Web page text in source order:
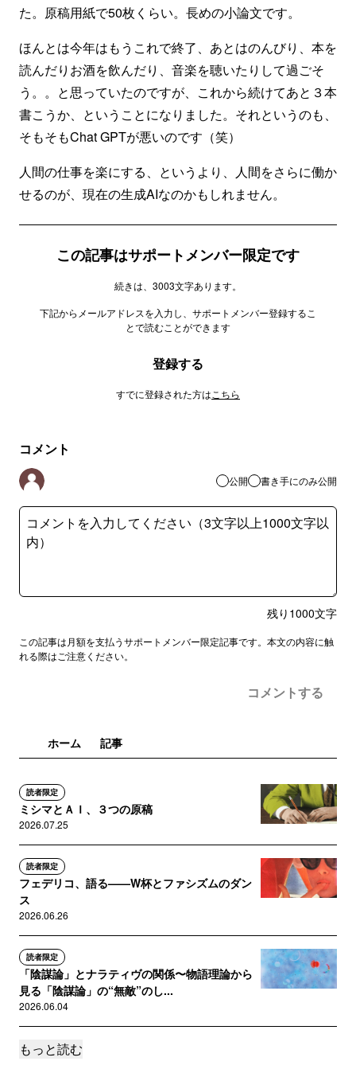
た。原稿用紙で50枚くらい。長めの小論文です。
ほんとは今年はもうこれで終了、あとはのんびり、本を
読んだりお酒を飲んだり、音楽を聴いたりして過ごそ
う。。と思っていたのですが、これから続けてあと３本
書こうか、ということになりました。それというのも、
そもそもChat GPTが悪いのです（笑）
人間の仕事を楽にする、というより、人間をさらに働か
せるのが、現在の生成AIなのかもしれません。
この記事はサポートメンバー限定です
続きは、3003文字あります。
下記からメールアドレスを入力し、サポートメンバー登録するこ
とで読むことができます
登録する
すでに登録された方は こちら
コメント
公開 書き手にのみ公開
残り 1000文字
この記事は月額を支払うサポートメンバー限定記事です。本文の内容に触
れる際はご注意ください。
コメントする
ホーム 記事
読者限定
ミシマとＡＩ、３つの原稿
2026.07.25
読者限定
フェデリコ、語る——W杯とファシズムのダン
ス
2026.06.26
読者限定
「陰謀論」とナラティヴの関係〜物語理論から
見る「陰謀論」の“無敵”のし...
2026.06.04
読者限定
もっと読む